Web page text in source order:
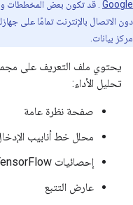
Google
دون الاتصال بالإنترنت تمامًا على
مركز بيانات.
يحتوي ملف التعريف على
تحليل الأداء:
صفحة نظرة عامة
محلل خط أنابيب
إحصائيات TensorFlow
عارض التتبع